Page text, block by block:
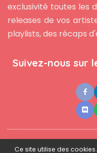
exclusivité toutes les
releases de vos
playlists, des récaps
Suivez-nous sur
Contact ●Newsletter
Ce site utilise des